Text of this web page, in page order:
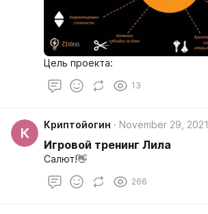
Цель проекта:
13
К
Криптойогин November 29, 2021
Игровой тренинг Лила
Салют!👋
266